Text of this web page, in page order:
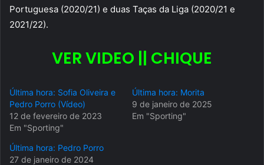
Portuguesa (2020/21) e duas Taças da Liga (2020/21 e
2021/22).
VER VIDEO || CHIQUE
Última hora: Sofia Oliveira e
Pedro Porro (Vídeo)
12 de fevereiro de 2023
Em "Sporting"
Última hora: Morita
9 de janeiro de 2025
Em "Sporting"
Última hora: Pedro Porro
27 de janeiro de 2024